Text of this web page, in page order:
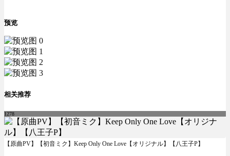
预览
相关推荐
1278
【原曲PV】【初音ミク】Keep Only One Love【オリジナル】【八王子P】